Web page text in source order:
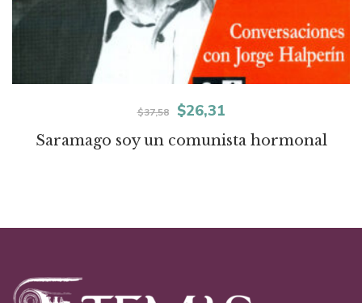
Saramago soy un comunista hormonal
$37,58
El
precio
$37,58.
$26,31El
precio
$26,31.